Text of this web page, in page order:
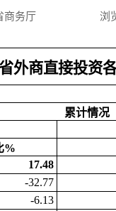
商务厅 浏
外商直接投资
累计情况
%
17.48
-32.77
-6.13